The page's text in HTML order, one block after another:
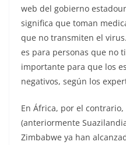
web del gobierno
significa que toman
que no transmiten el
es para personas que no
importante para que los
negativos, según los
En África, por el
(anteriormente
Zimbabwe ya han